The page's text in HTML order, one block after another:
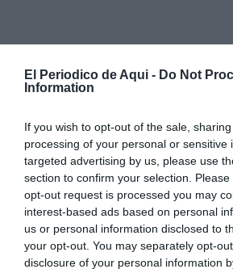
El Periodico de Aqui - Do Not
Information
If you wish to opt-out of the sale,
processing of your personal or sensitive
targeted advertising by us, please use
section to confirm your selection.
opt-out request is processed you may
interest-based ads based on personal
us or personal information disclosed to
your opt-out. You may separately opt-
disclosure of your personal information
Gómez dimitió de su cargo en el
beneficiaria de una de las
adjudicadas de forma irregular. Su
produce en la misma jornada que
Hickman , exdirectora general
Contratación Pública y actual jefa
Contratación, cuyos dos hijos y